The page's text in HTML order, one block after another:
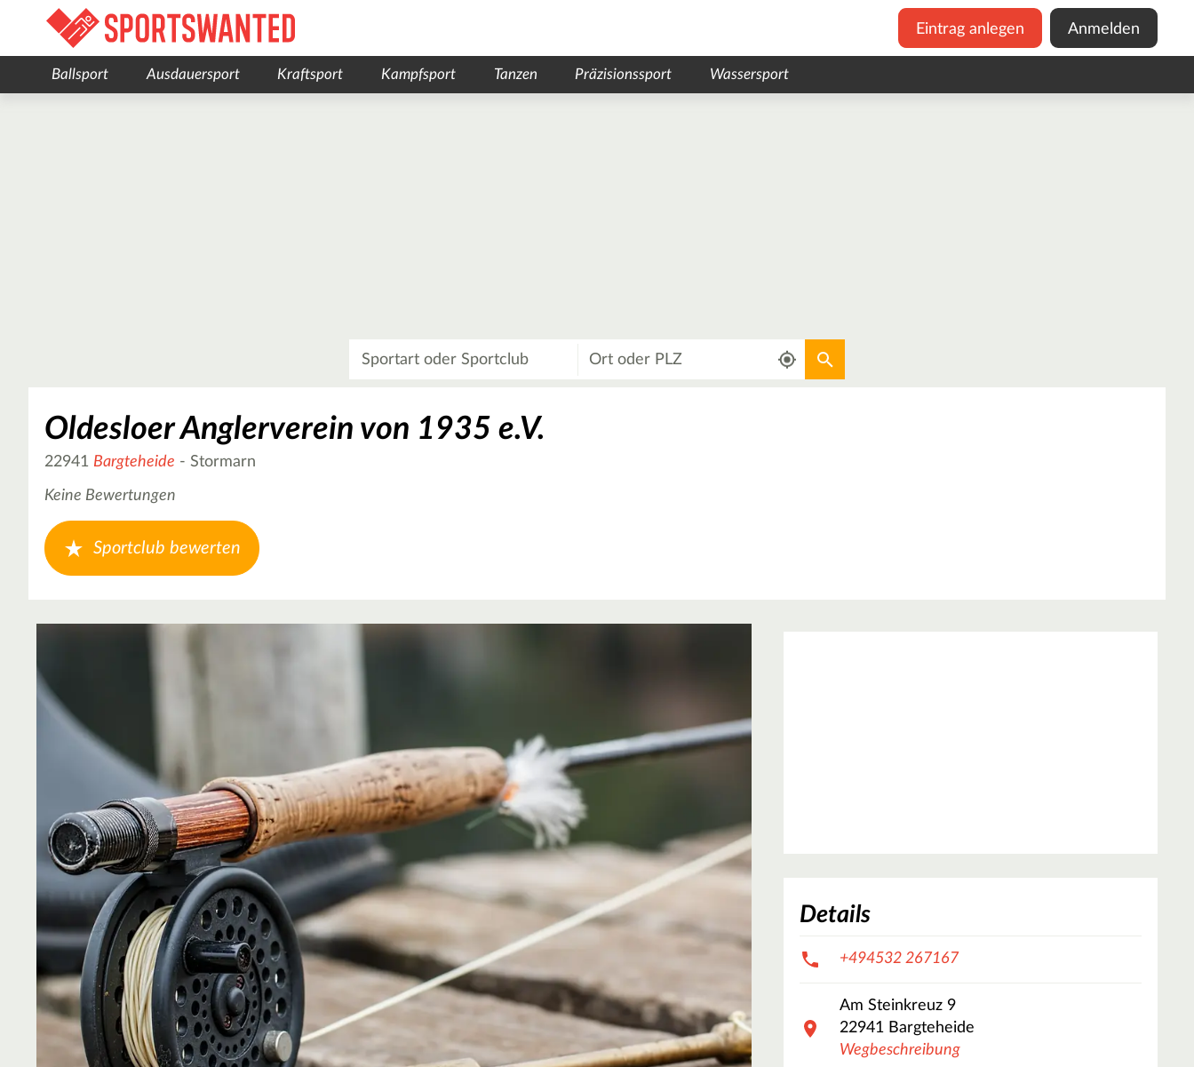
Eintrag anlegen Anmelden
Ballsport Ausdauersport Kraftsport Kampfsport Tanzen Präzisionssport Wassersport
Aktuellen Standort verwenden
Oldesloer Anglerverein von 1935 e.V.
22941 Bargteheide - Stormarn
Keine Bewertungen
Sportclub bewerten
Details
+494532 267167
Am Steinkreuz 9
22941 Bargteheide
Wegbeschreibung